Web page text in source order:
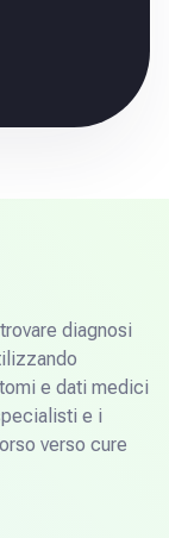
diagnosi
e dati medici
e i
verso cure